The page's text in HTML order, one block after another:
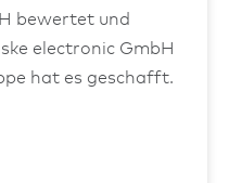
bewertet und
electronic GmbH
hat es geschafft.